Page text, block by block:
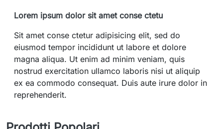
Lorem ipsum dolor sit amet conse ctetu
Sit amet conse ctetur adipisicing elit, sed do
eiusmod tempor incididunt ut labore et dolore
magna aliqua. Ut enim ad minim veniam, quis
nostrud exercitation ullamco laboris nisi ut aliquip
ex ea commodo consequat. Duis aute irure dolor in
reprehenderit.